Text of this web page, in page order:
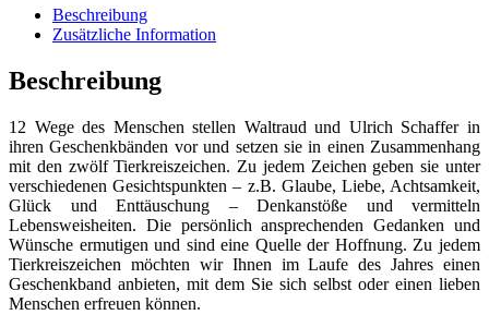
Zeichen
Widder
-
Der
des
Aufbruchs
Menge
Beschreibung
Zusätzliche Information
Beschreibung
12 Wege des Menschen stellen Waltraud und Ulrich Schaffer in
ihren Geschenkbänden vor und setzen sie in einen Zusammenhang
mit den zwölf Tierkreiszeichen. Zu jedem Zeichen geben sie unter
verschiedenen Gesichtspunkten – z.B. Glaube, Liebe, Achtsamkeit,
Glück und Enttäuschung – Denkanstöße und vermitteln
Lebensweisheiten. Die persönlich ansprechenden Gedanken und
Wünsche ermutigen und sind eine Quelle der Hoffnung. Zu jedem
Tierkreiszeichen möchten wir Ihnen im Laufe des Jahres einen
Geschenkband anbieten, mit dem Sie sich selbst oder einen lieben
Menschen erfreuen können.